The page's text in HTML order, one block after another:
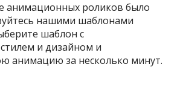
анимационных роликов было
нашими шаблонами
шаблон с
и дизайном и
анимацию за несколько минут.